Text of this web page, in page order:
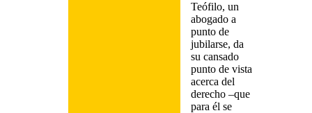
Teófilo, un
abogado a
punto de
jubilarse, da
su cansado
punto de vista
acerca del
derecho –que
para él se